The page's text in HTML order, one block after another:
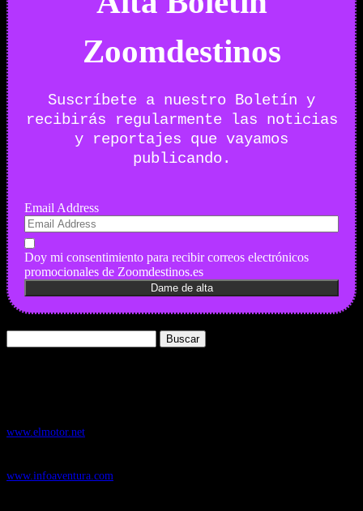
Zoomdestinos
Suscríbete a nuestro Boletín y
recibirás regularmente las noticias
y reportajes que vayamos
publicando.
Email Address
Doy mi consentimiento para recibir correos electrónicos
promocionales de Zoomdestinos.es
www.elmotor.net
www.infoaventura.com